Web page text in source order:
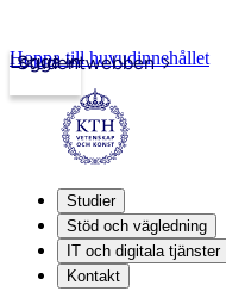
Studentwebben
Logga in
Hoppa till huvudinnehållet
Studier
Stöd och vägledning
IT och digitala tjänster
Kontakt